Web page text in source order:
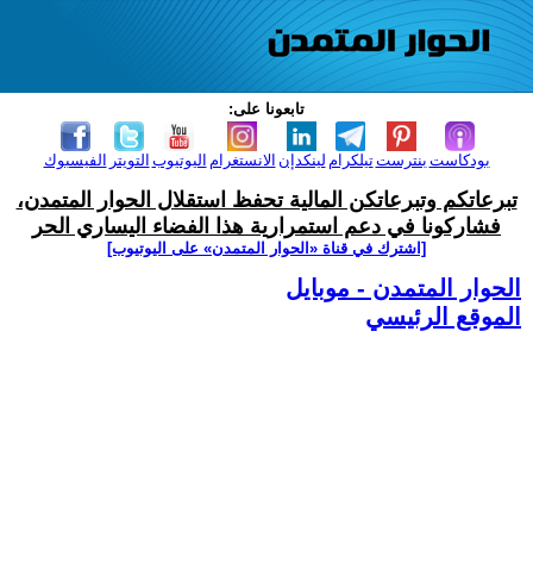
تابعونا على:
الفيسبوك التويتر اليوتيوب الانستغرام لينكدإن تيلكرامبنترست بودكاست
تبرعاتكم وتبرعاتكن المالية تحفظ استقلال الحوار المتمدن،
فشاركونا في دعم استمرارية هذا الفضاء اليساري الحر
[اشترك في قناة ‫«الحوار المتمدن» على اليوتيوب]
الحوار المتمدن - موبايل
الموقع الرئيسي